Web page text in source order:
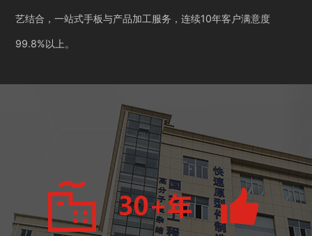
艺结合，一站式手板与产品加工服务，连续10年客户满意度
99.8%以上。